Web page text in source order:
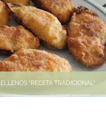
"RECETA TRADICIONAL"